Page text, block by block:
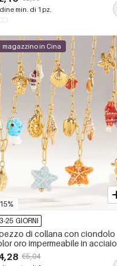
min. di 1 pz.
magazzino in Cina
25 GIORNI
di collana con ciondolo
oro impermeabile in acciaio
oceanico
€5,04